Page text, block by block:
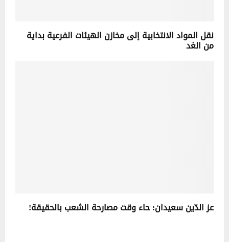
نقل المواد الانتخابية إلى مخازن الهيئات الفرعية بداية
من الغد
عز الدّين سعيدان: حاء وقت مصارحة الشعب بالحقيقة!